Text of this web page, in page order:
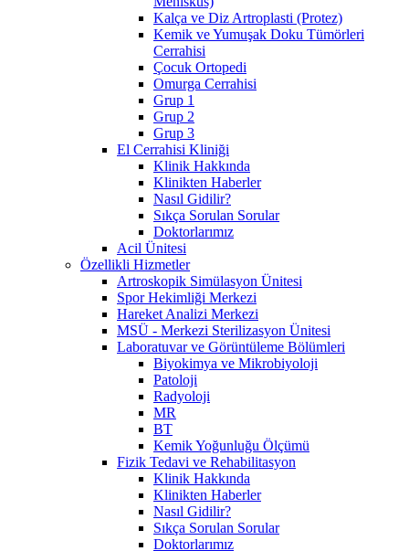
Kalça ve Diz Artroplasti (Protez)
Kemik ve Yumuşak Doku Tümörleri
Cerrahisi
Çocuk Ortopedi
Omurga Cerrahisi
Grup 1
Grup 2
Grup 3
El Cerrahisi Kliniği
Klinik Hakkında
Klinikten Haberler
Nasıl Gidilir?
Sıkça Sorulan Sorular
Doktorlarımız
Acil Ünitesi
Özellikli Hizmetler
Artroskopik Simülasyon Ünitesi
Spor Hekimliği Merkezi
Hareket Analizi Merkezi
MSÜ - Merkezi Sterilizasyon Ünitesi
Laboratuvar ve Görüntüleme Bölümleri
Biyokimya ve Mikrobiyoloji
Patoloji
Radyoloji
MR
BT
Kemik Yoğunluğu Ölçümü
Fizik Tedavi ve Rehabilitasyon
Klinik Hakkında
Klinikten Haberler
Nasıl Gidilir?
Sıkça Sorulan Sorular
Doktorlarımız